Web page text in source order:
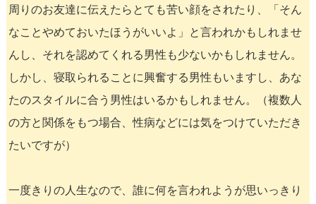
周りのお友達に伝えたらとても苦い顔をされたり、「そん
なことやめておいたほうがいいよ」と言われかもしれませ
んし、それを認めてくれる男性も少ないかもしれません。
しかし、寝取られることに興奮する男性もいますし、あな
たのスタイルに合う男性はいるかもしれません。（複数人
の方と関係をもつ場合、性病などには気をつけていただき
たいですが）
一度きりの人生なので、誰に何を言われようが思いっきり